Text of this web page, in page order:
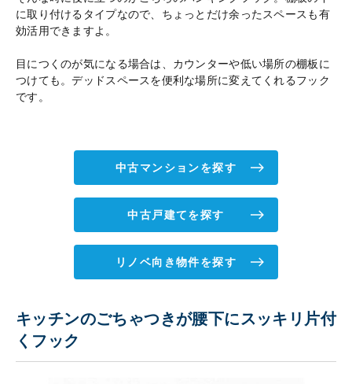
に取り付けるタイプなので、ちょっとだけ余ったスペースも有
効活用できますよ。
目につくのが気になる場合は、カウンターや低い場所の棚板に
つけても。デッドスペースを便利な場所に変えてくれるフック
です。
中古マンションを探す
中古戸建てを探す
リノベ向き物件を探す
キッチンのごちゃつきが腰下にスッキリ片付
くフック